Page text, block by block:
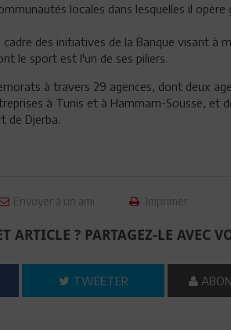
locales dans lesquelles il opère
des initiatives de la Banque visant à
le sport est l'un de ses piliers.
à travers 29 agences, dont deux
à Tunis et à Hammam-Sousse, et
de Djerba.
Envoyer à un ami Imprimer
ARTICLE ? PARTAGEZ-LE AVEC
TWEETER